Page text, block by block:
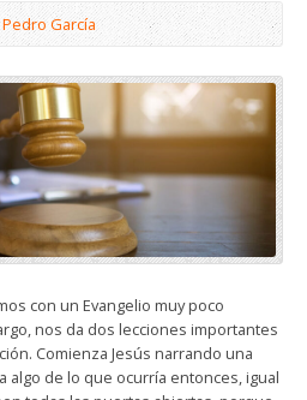
Pedro García
con un Evangelio muy poco
nos da dos lecciones importantes
Comienza Jesús narrando una
algo de lo que ocurría entonces, igual